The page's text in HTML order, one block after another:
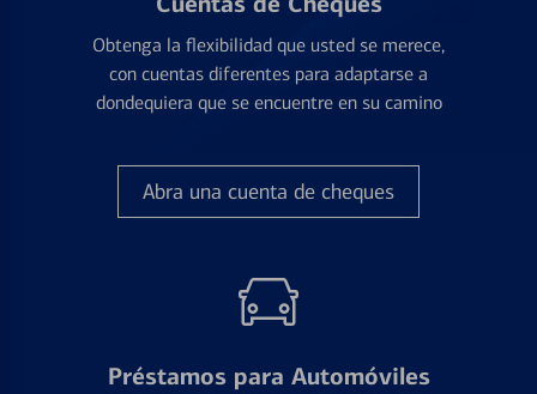
Obtenga la flexibilidad que usted se merece,
con cuentas diferentes para adaptarse a
dondequiera que se encuentre en su camino
Abra una cuenta de cheques
Préstamos para Automóviles